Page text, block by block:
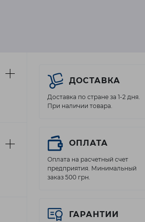
ДОСТАВКА
Доставка по стране за 1-2 дня.
При наличии товара.
ОПЛАТА
Оплата на расчетный счет
предприятия. Минимальный
заказ 500 грн.
ГАРАНТИИ